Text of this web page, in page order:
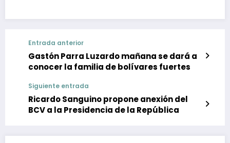
Entrada anterior
Gastón Parra Luzardo mañana se dará a
conocer la familia de bolívares fuertes
Siguiente entrada
Ricardo Sanguino propone anexión del
BCV a la Presidencia de la República